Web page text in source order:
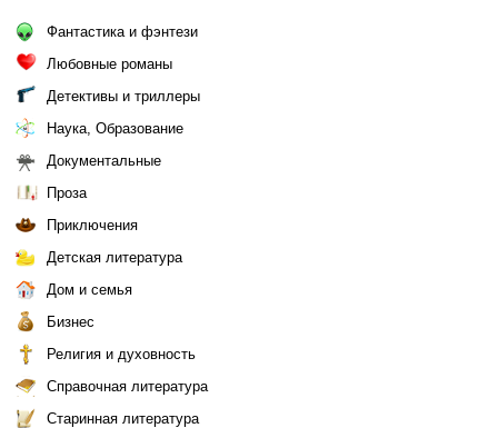
Фантастика и фэнтези
Любовные романы
Детективы и триллеры
Наука, Образование
Документальные
Проза
Приключения
Детская литература
Дом и семья
Бизнес
Религия и духовность
Справочная литература
Старинная литература